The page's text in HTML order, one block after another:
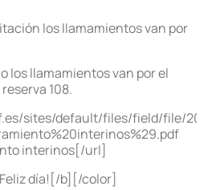
los llamamientos van por
los llamamientos van por el
108.
sites/default/files/field/file/
interinos[/url]
día![/b][/color]